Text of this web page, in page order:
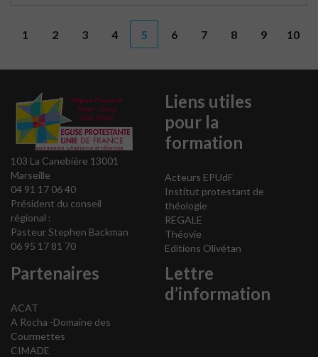
1 2 3 4 5 6 7 8 9 10
103 La Canebière 13001
Marseille
04 91 17 06 40
Président du conseil
régional :
Pasteur Stephen Backman
06 95 17 81 70
Liens utiles
pour la
formation
Acteurs EPUdF
Institut protestant de
théologie
REGALE
Théovie
Editions Olivétan
Partenaires
ACAT
A Rocha -Domaine des
Courmettes
CIMADE
Lettre
d’information